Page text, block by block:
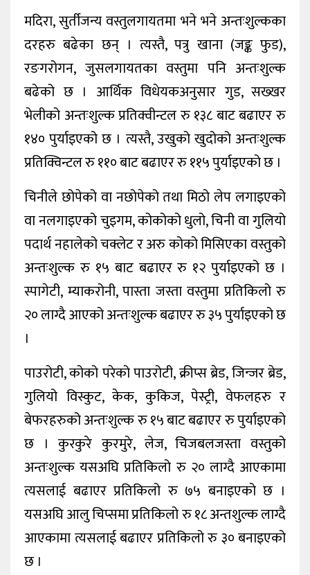
मदिरा, सुर्तीजन्य वस्तुलगायतमा भने भने अन्तःशुल्कका
दरहरु बढेका छन् । त्यस्तै, पत्रु खाना (जङ्क फुड),
रङगरोगन, जुसलगायतका वस्तुमा पनि अन्तःशुल्क
बढेको छ । आर्थिक विधेयकअनुसार गुड, सख्खर
भेलीको अन्तःशुल्क प्रतिक्वीन्टल रु १३८ बाट बढाएर रु
१४० पुर्याइएको छ । त्यस्तै, उखुको खुदोको अन्तःशुल्क
प्रतिक्विन्टल रु ११० बाट बढाएर रु ११५ पुर्याइएको छ ।
चिनीले छोपेको वा नछोपेको तथा मिठो लेप लगाइएको
वा नलगाइएको चुइगम, कोकोको धुलो, चिनी वा गुलियो
पदार्थ नहालेको चक्लेट र अरु कोको मिसिएका वस्तुको
अन्तःशुल्क रु १५ बाट बढाएर रु १२ पुर्याइएको छ ।
स्पागेटी, म्याकरोनी, पास्ता जस्ता वस्तुमा प्रतिकिलो रु
२० लाग्दै आएको अन्तःशुल्क बढाएर रु ३५ पुर्याइएको छ
।
पाउरोटी, कोको परेको पाउरोटी, क्रीप्स ब्रेड, जिन्जर ब्रेड,
गुलियो विस्कुट, केक, कुकिज, पेस्ट्री, वेफलहरु र
बेफरहरुको अन्तःशुल्क रु १५ बाट बढाएर रु पुर्याइएको
छ । कुरकुरे कुरमुरे, लेज, चिजबलजस्ता वस्तुको
अन्तःशुल्क यसअघि प्रतिकिलो रु २० लाग्दै आएकामा
त्यसलाई बढाएर प्रतिकिलो रु ७५ बनाइएको छ ।
यसअघि आलु चिप्समा प्रतिकिलो रु १८ अन्तशुल्क लाग्दै
आएकामा त्यसलाई बढाएर प्रतिकिलो रु ३० बनाइएको
छ ।